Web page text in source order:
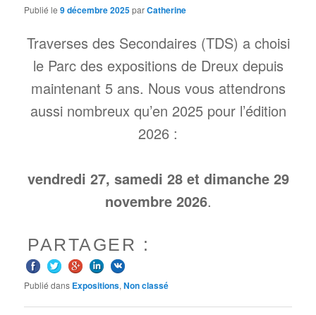
Publié le9 décembre 2025parCatherine
Traverses des Secondaires (TDS) a choisi
le Parc des expositions de Dreux depuis
maintenant 5 ans. Nous vous attendrons
aussi nombreux qu’en 2025 pour l’édition
2026 :
vendredi 27, samedi 28 et dimanche 29
novembre 2026.
PARTAGER :
Publié dans Expositions,Non classé